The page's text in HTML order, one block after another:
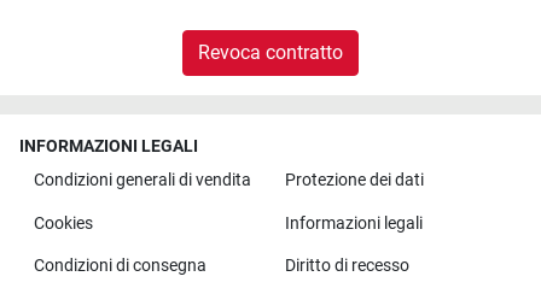
Revoca contratto
INFORMAZIONI LEGALI
Condizioni generali di vendita
Protezione dei dati
Cookies Informazioni legali
Condizioni di consegna Diritto di recesso